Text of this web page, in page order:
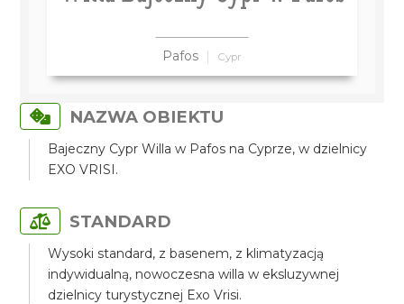
Pafos Cypr
NAZWA OBIEKTU
Bajeczny Cypr Willa w Pafos na Cyprze, w dzielnicy
EXO VRISI.
STANDARD
Wysoki standard, z basenem, z klimatyzacją
indywidualną, nowoczesna willa w eksluzywnej
dzielnicy turystycznej Exo Vrisi.